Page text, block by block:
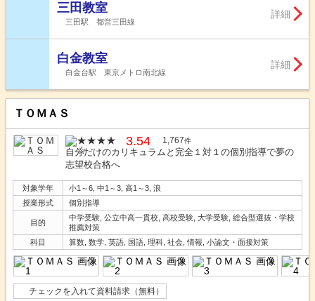
三田教室
三田駅 都営三田線
詳細
白金教室
白金台駅 東京メトロ南北線
詳細
ＴＯＭＡＳ
3.54 1,767件
自分だけのカリキュラムと完全１対１の個別指導で夢の
志望校合格へ
対象学年
小1～6, 中1～3, 高1～3, 浪
授業形式
個別指導
目的
中学受験, 公立中高一貫校, 高校受験, 大学受験, 総合型選抜・学校
推薦対策
科目
算数, 数学, 英語, 国語, 理科, 社会, 情報, 小論文・面接対策
チェックを入れて資料請求（無料）